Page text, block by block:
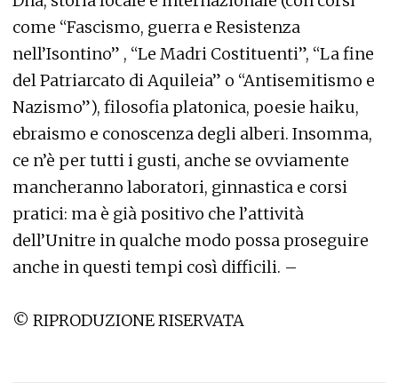
come “Fascismo, guerra e Resistenza
nell’Isontino” , “Le Madri Costituenti”, “La fine
del Patriarcato di Aquileia” o “Antisemitismo e
Nazismo”), filosofia platonica, poesie haiku,
ebraismo e conoscenza degli alberi. Insomma,
ce n’è per tutti i gusti, anche se ovviamente
mancheranno laboratori, ginnastica e corsi
pratici: ma è già positivo che l’attività
dell’Unitre in qualche modo possa proseguire
anche in questi tempi così difficili. –
© RIPRODUZIONE RISERVATA